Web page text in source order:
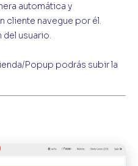
automática y
cliente navegue por él.
usuario.
Popup podrás subir la